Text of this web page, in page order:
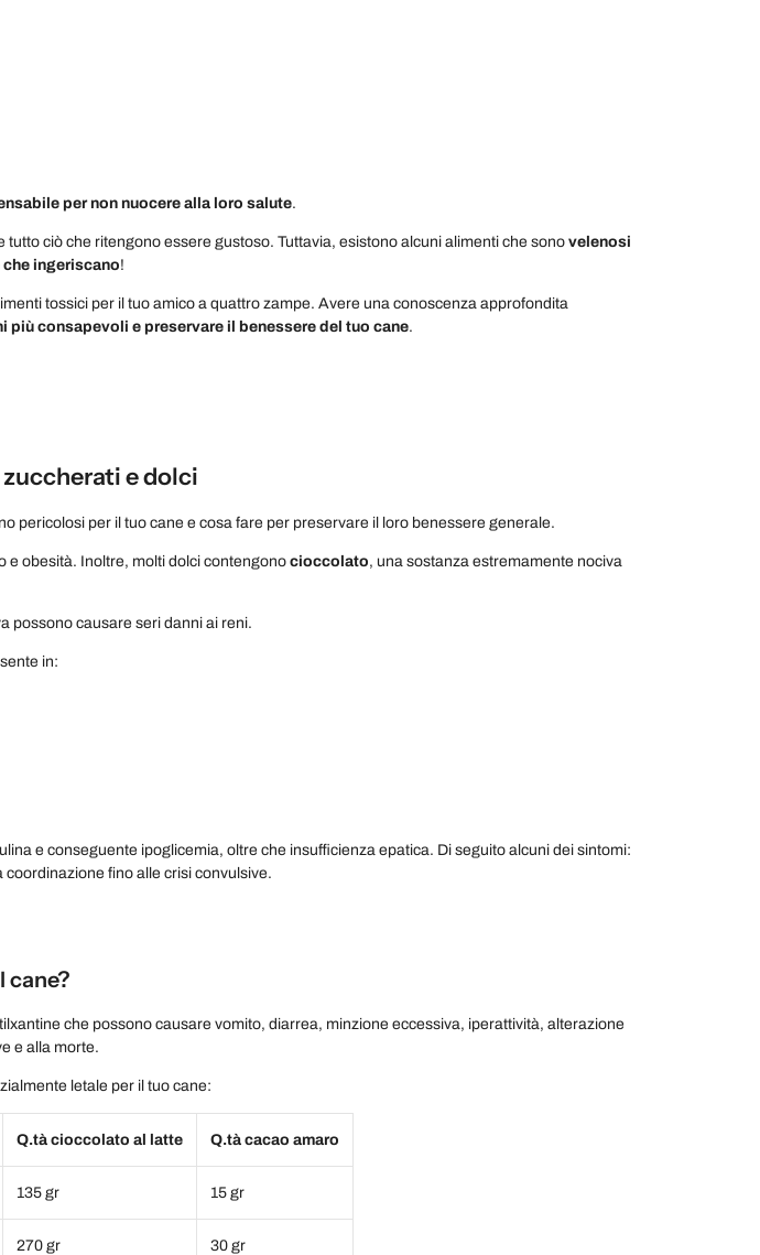
per non nuocere alla loro salute.
ciò che ritengono essere gustoso. Tuttavia, esistono alcuni alimenti che sono velenosi
ingeriscano!
tossici per il tuo amico a quattro zampe. Avere una conoscenza approfondita
più consapevoli e preservare il benessere del tuo cane.
e dolci
pericolosi per il tuo cane e cosa fare per preservare il loro benessere generale.
e obesità. Inoltre, molti dolci contengono cioccolato, una sostanza estremamente nociva
possono causare seri danni ai reni.
in:
e conseguente ipoglicemia, oltre che insufficienza epatica. Di seguito alcuni dei sintomi:
fino alle crisi convulsive.
cane?
che possono causare vomito, diarrea, minzione eccessiva, iperattività, alterazione
e alla morte.
letale per il tuo cane:
Q.tà cioccolato al latte Q.tà cacao amaro
135 gr 15 gr
270 gr 30 gr